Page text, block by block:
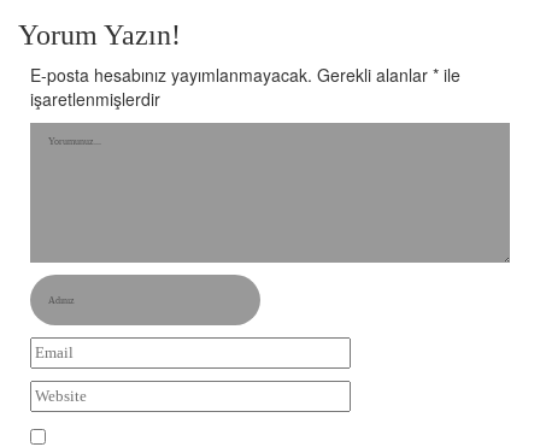
Yorum Yazın!
E-posta hesabınız yayımlanmayacak. Gerekli alanlar * ile
işaretlenmişlerdir